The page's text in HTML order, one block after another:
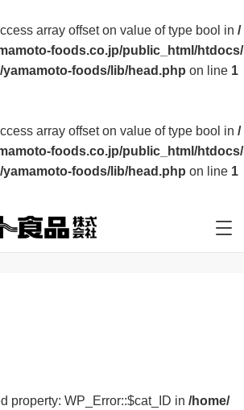
array offset on value of type bool in /
foods.co.jp/public_html/htdocs/
foods/lib/head.php on line 1
array offset on value of type bool in /
foods.co.jp/public_html/htdocs/
foods/lib/head.php on line 1
property: WP_Error::$cat_ID in /home/